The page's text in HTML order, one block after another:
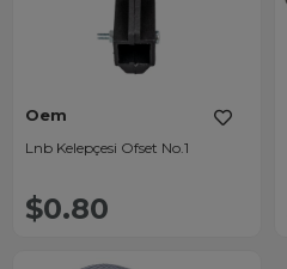
Oem
Lnb Kelepçesi Ofset No.1
$0.80